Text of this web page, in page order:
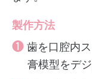
製作方法
❶ 歯を口腔内
膏模型をデ